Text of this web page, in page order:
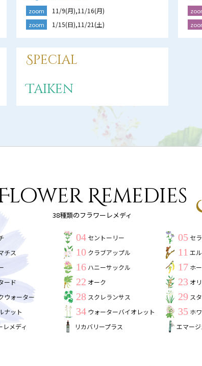
zoom 11/9(月),11/16(月)
zoom 1/15(日),11/21(土)
Special
Taiken
Remedies
38種類のフラワーレメディ
04 セントーリー 05 セ
チス 10 クラブアップル 11 エ
16 ハニーサックル 17 ホ
ード 22 オーク 23 オ
ウォーター 28 スクレランサス 29 ス
ナット 34 ウォーターバイオレット 35 ホ
レメディ リカバリープラス エマー